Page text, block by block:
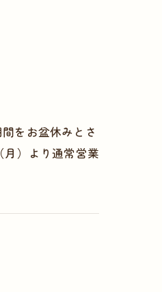
をお盆休みとさ
）より通常営業